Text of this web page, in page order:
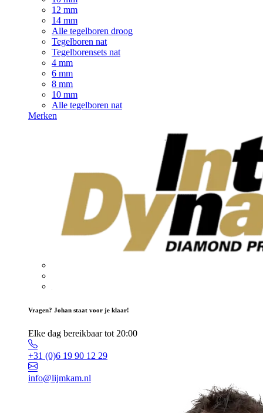
12 mm
14 mm
Alle tegelboren droog
Tegelboren nat
Tegelborensets nat
4 mm
6 mm
8 mm
10 mm
Alle tegelboren nat
Merken
Vragen? Johan staat voor je klaar!
Elke dag bereikbaar tot 20:00
+31 (0)6 19 90 12 29
info@lijmkam.nl